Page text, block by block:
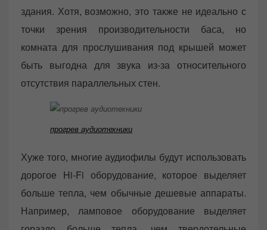
здания. Хотя, возможно, это также не идеально с
точки зрения производительности баса, но
комната для прослушивания под крышей может
быть выгодна для звука из-за относительного
отсутствия параллельных стен.
прогрев аудиотехники
Хуже того, многие аудиофилы будут использовать
дорогое Hi-Fi оборудование, которое выделяет
больше тепла, чем обычные дешевые аппараты.
Например, ламповое оборудование выделяет